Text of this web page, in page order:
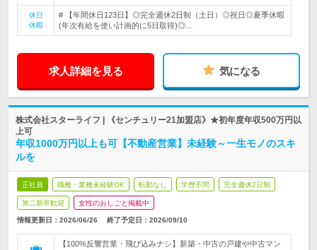
休日
休暇
# 【年間休日123日】◎完全週休2日制（土日）◎祝日◎夏季休暇
(年次有給を使い計画的に5日取得)◎…
求人詳細を見る 気になる
株式会社スターライフ | 《センチュリー21加盟店》★初年度年収500万円以
上可
年収1000万円以上も可【不動産営業】未経験～一生モノのスキ
ルを
正社員 職種・業種未経験OK 転勤なし 学歴不問 完全週休2日制
第二新卒歓迎 女性のおしごと掲載中
情報更新日：2026/06/26 終了予定日： 2026/09/10
【100%反響営業・飛び込みナシ】新築・中古の戸建や中古マン